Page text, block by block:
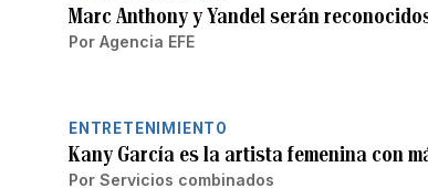
Marc Anthony y Yandel serán
Por Agencia EFE
ENTRETENIMIENTO
Kany García es la artista femenina con
Por Servicios combinados